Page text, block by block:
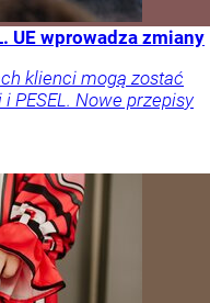
UE wprowadza zmiany
klienci mogą zostać
PESEL. Nowe przepisy